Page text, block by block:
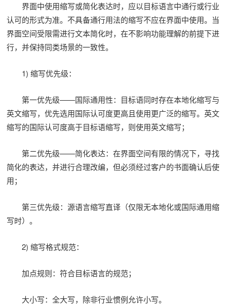
界面中使用缩写或简化表达时，应以目标语言中通行或行业
认可的形式为准。不具备通行用法的缩写不应在界面中使用。当
界面空间受限需进行文本简化时，在不影响功能理解的前提下进
行，并保持同类场景的一致性。
1) 缩写优先级：
第一优先级——国际通用性：目标语同时存在本地化缩写与
英文缩写，优先选用国际认可度更高且使用更广泛的缩写。英文
缩写的国际认可度高于目标语缩写，则使用英文缩写；
第二优先级——简化表达：在界面空间有限的情况下，寻找
简化的表达，并进行合理改编，但必须经过客户的书面确认后使
用；
第三优先级：源语言缩写直译（仅限无本地化或国际通用缩
写时）。
2) 缩写格式规范：
加点规则：符合目标语言的规范；
大小写：全大写，除非行业惯例允许小写。